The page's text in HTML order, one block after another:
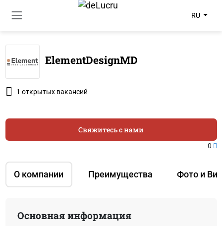
RU
ElementDesignMD
1 открытых вакансий
О компании Преимущества Фото и
Свяжитесь с нами
0
Основная информация